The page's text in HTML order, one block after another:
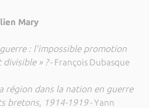
Mary
: l’impossible promotion
divisible » ?- François Dubasque
région dans la nation en guerre
bretons, 1914-1919- Yann